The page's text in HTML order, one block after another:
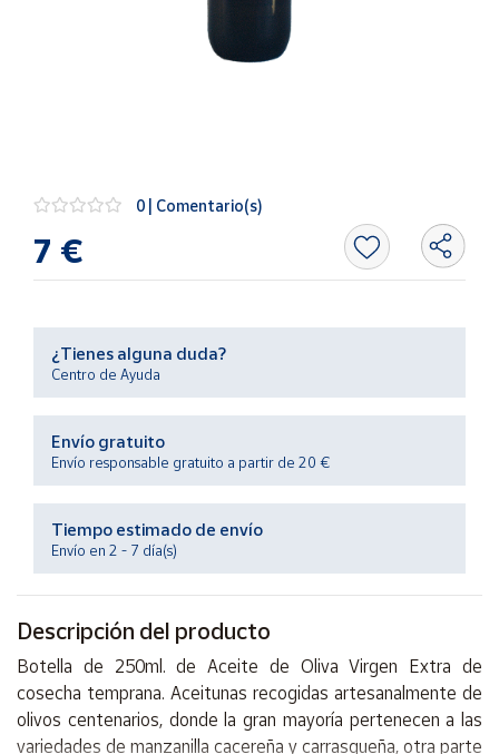
Market
Productos
Solidarios
Ayuda
Centro
de ayuda
Contacto
Vendedores
vendedores
Hazte
Área
vendedor
0 | Comentario(s)
7 €
¿Tienes alguna duda?
Centro de Ayuda
Envío gratuito
Envío responsable gratuito a partir de 20 €
Tiempo estimado de envío
Envío en 2 - 7 día(s)
Descripción del producto
Botella de 250ml. de Aceite de Oliva Virgen Extra de
cosecha temprana. Aceitunas recogidas artesanalmente de
olivos centenarios, donde la gran mayoría pertenecen a las
variedades de manzanilla cacereña y carrasqueña, otra parte